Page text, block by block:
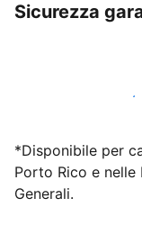
Sicurezza
Inizia subito a
*Disponibile per
Porto Rico e nelle
Generali.